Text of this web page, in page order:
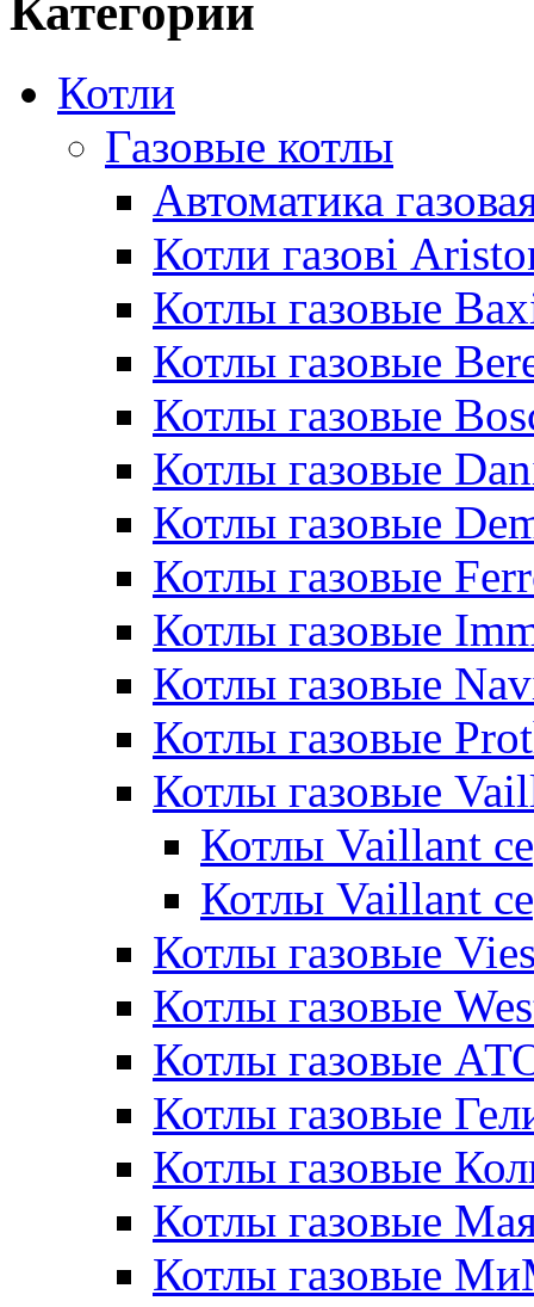
Категории
Котли
Газовые котлы
Автоматика
Котли газові
Котлы газовые
Котлы газовые
Котлы газовые
Котлы газовые
Котлы газовые
Котлы газовые
Котлы газовые
Котлы газовые
Котлы газовые
Котлы газовые
Котлы Vaillant
Котлы Vaillant
Котлы газовые
Котлы газовые
Котлы газовые
Котлы газовые
Котлы газовые
Котлы газовые
Котлы газовые